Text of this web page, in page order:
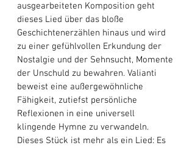
ausgearbeiteten Komposition geht
dieses Lied über das bloße
Geschichtenerzählen hinaus und wird
zu einer gefühlvollen Erkundung der
Nostalgie und der Sehnsucht, Momente
der Unschuld zu bewahren. Valianti
beweist eine außergewöhnliche
Fähigkeit, zutiefst persönliche
Reflexionen in eine universell
klingende Hymne zu verwandeln.
Dieses Stück ist mehr als ein Lied: Es